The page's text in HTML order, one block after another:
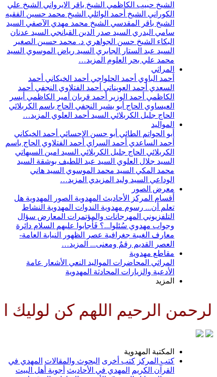
الشيخ حبيب الكاظمي الشيخ باقر الايرواني الشيخ علي
الكوراني الشيخ أحمد الوائلي الشيخ محمد حسين الفقيه
الشيخ باقر المقدسي الشيخ محمد مهدي الآصفي السيد
سامي البدري السيد صدر الدين القبانجي السيد عدنان
البكاء الشيخ حسن الجواهري د. محمد حسين الصغير
السيد عبد الستار الجابري السيد رياض الموسوي السيد
محمد علي بحر العلوم المزيد…
المراثي
أحمد الباوي أحمد الحلواجي أحمد الخيكاني أحمد
السعدي أحمد العويناتي أحمد الفتلاوي النجفي أحمد
الكاظمي أحمد الوزير أحمد قربان أمير الكاظمي أيسر
العيساوي الحاج أبو بشير النجفي الحاج باسم الكربلائي
الحاج جليل الكربلائي السيد أحمد العلوي المزيد…
المواليد
أبو الحواتم الطائي أبو حسن الإحسائي أحمد الخيكاني
أحمد الساعدي أحمد السراي أحمد الفتلاوي الحاج باسم
الكربلائي الحاج جليل الكربلائي السيد امين السيهاتي
السيد جلال العلوي السيد عبد اللطيف بوشقة السيد
محمد المكي السيد محمد الموسوي السيد هاني
الوداعي السيد وليد المزيدي المزيد…
معرض الصور
أقسام المركز
الأحاديث المهدوية الصور المهدوية هل
تعلم أن... رسوم مهدوية الندوات المهدوية النشاط
التلفزيوني المهرجانات والمؤتمرات المعارض سؤال
وجواب مهدوي سُئلوا...؟ فَأجابوا عليهم السلام دائرة
معارف الغيبة جغرافية عصر الظهور
النيابة العامة-
العصر القديم رقمٌ ومعنى... المزيد…
مقاطع مهدوية
المراثي المحاضرات المواليد النعي الأشعار
عامة
الأدعية والزيارات المحادثة المهدوية
المزيد
الرحيم اللهم كن لوليك
المكتبة المهدوية
كتب المركز كتب أخرى البحوث والمقالات المهدي في
القرآن الكريم
المهدي في الأحاديث أجوبة أهل البيت